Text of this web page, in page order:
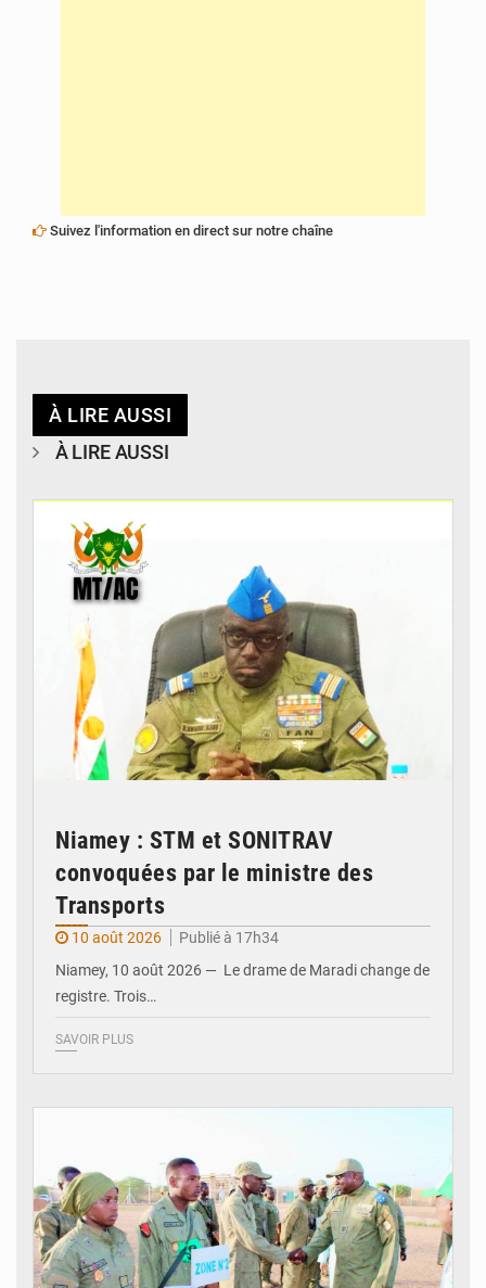
Suivez l'information en direct sur notre chaîne
À LIRE AUSSI
À LIRE AUSSI
Niamey : STM et SONITRAV
convoquées par le ministre des
Transports
10 août 2026
Publié à 17h34
Niamey, 10 août 2026 — Le drame de Maradi change de
registre. Trois…
SAVOIR PLUS